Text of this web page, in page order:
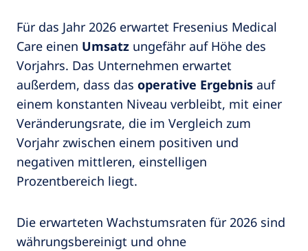
Für das Jahr 2026 erwartet Fresenius Medical
Care einen Umsatz ungefähr auf Höhe des
Vorjahrs. Das Unternehmen erwartet
außerdem, dass das operative Ergebnis auf
einem konstanten Niveau verbleibt, mit einer
Veränderungsrate, die im Vergleich zum
Vorjahr zwischen einem positiven und
negativen mittleren, einstelligen
Prozentbereich liegt.
Die erwarteten Wachstumsraten für 2026 sind
währungsbereinigt und ohne